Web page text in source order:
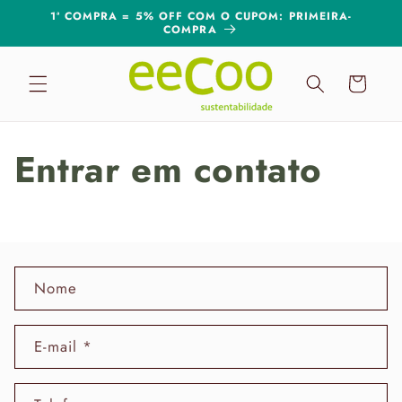
para o
1ª COMPRA = 5% OFF COM O CUPOM: PRIMEIRA-
COMPRA
Carrinho
Entrar em contato
r
u
Nome
E-mail *